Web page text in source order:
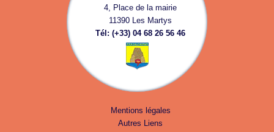
4, Place de la mairie
11390 Les Martys
Tél: (+33) 04 68 26 56 46
Mentions légales
Autres Liens